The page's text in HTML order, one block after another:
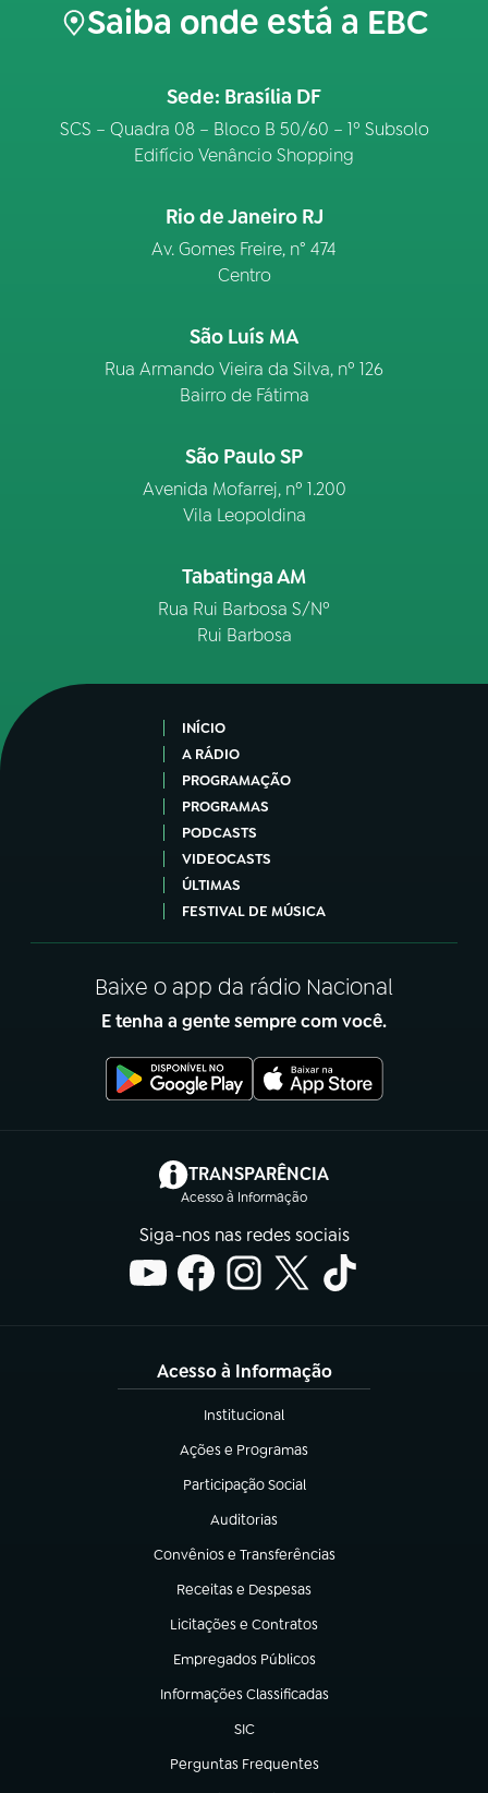
Saiba onde está a EBC
Sede: Brasília DF
SCS – Quadra 08 – Bloco B 50/60 – 1º Subsolo
Edifício Venâncio Shopping
Rio de Janeiro RJ
Av. Gomes Freire, n° 474
Centro
São Luís MA
Rua Armando Vieira da Silva, nº 126
Bairro de Fátima
São Paulo SP
Avenida Mofarrej, nº 1.200
Vila Leopoldina
Tabatinga AM
Rua Rui Barbosa S/Nº
Rui Barbosa
INÍCIO
A RÁDIO
PROGRAMAÇÃO
PROGRAMAS
PODCASTS
VIDEOCASTS
ÚLTIMAS
FESTIVAL DE MÚSICA
Baixe o app da rádio Nacional
E tenha a gente sempre com você.
TRANSPARÊNCIA
Acesso à Informação
(abre em nova aba)
Siga-nos nas redes sociais
Acesso à Informação
Institucional
(abre em nova aba)
Ações e Programas
(abre em nova aba)
Participação Social
(abre em nova aba)
Auditorias
(abre em nova aba)
Convênios e Transferências
(abre em nova aba)
Receitas e Despesas
(abre em nova aba)
Licitações e Contratos
(abre em nova aba)
Empregados Públicos
(abre em nova aba)
Informações Classificadas
(abre em nova aba)
SIC
(abre em nova aba)
Perguntas Frequentes
(abre em nova aba)